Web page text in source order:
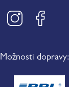
Možnosti dopravy: